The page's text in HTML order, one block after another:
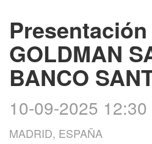
Presentación
GOLDMAN
BANCO
10-09-2025 12:30
MADRID, ESPAÑA